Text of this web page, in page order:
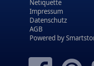
Netiquette
Impressum
Datenschutz
AGB
Powered by